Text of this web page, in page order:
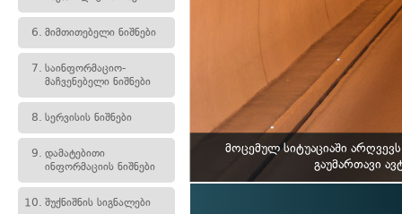
6. მიმთითებელი ნიშნები
7. საინფორმაციო-
მაჩვენებელი ნიშნები
8. სერვისის ნიშნები
9. დამატებითი
ინფორმაციის ნიშნები
10. შუქნიშნის სიგნალები
მოცემულ სიტუაციაში
გაუმართავი